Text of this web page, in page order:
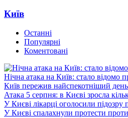
Київ
Останні
Популярні
Коментовані
Нічна атака на Київ: стало відомо
Київ пережив найспекотніший день
Атака 5 серпня: в Києві зросла
У Києві лікарці оголосили
У Києві спалахнули протести